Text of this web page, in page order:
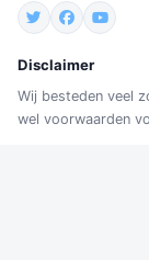
Disclaimer
Wij besteden veel
wel voorwaarden